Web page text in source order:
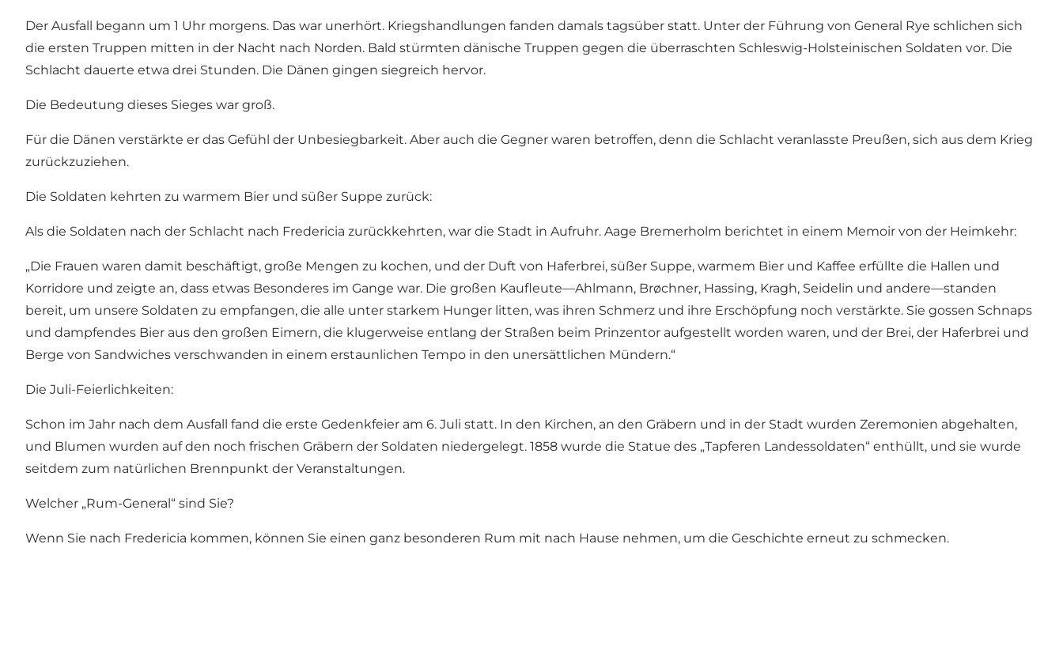
Der Ausfall begann um 1 Uhr morgens. Das war unerhört. Kriegshandlungen fanden damals tagsüber statt. Unter der Führung von General Rye schlichen sich
die ersten Truppen mitten in der Nacht nach Norden. Bald stürmten dänische Truppen gegen die überraschten Schleswig-Holsteinischen Soldaten vor. Die
Schlacht dauerte etwa drei Stunden. Die Dänen gingen siegreich hervor.
Die Bedeutung dieses Sieges war groß.
Für die Dänen verstärkte er das Gefühl der Unbesiegbarkeit. Aber auch die Gegner waren betroffen, denn die Schlacht veranlasste Preußen, sich aus dem Krieg
zurückzuziehen.
Die Soldaten kehrten zu warmem Bier und süßer Suppe zurück:
Als die Soldaten nach der Schlacht nach Fredericia zurückkehrten, war die Stadt in Aufruhr. Aage Bremerholm berichtet in einem Memoir von der Heimkehr:
„Die Frauen waren damit beschäftigt, große Mengen zu kochen, und der Duft von Haferbrei, süßer Suppe, warmem Bier und Kaffee erfüllte die Hallen und
Korridore und zeigte an, dass etwas Besonderes im Gange war. Die großen Kaufleute—Ahlmann, Brøchner, Hassing, Kragh, Seidelin und andere—standen
bereit, um unsere Soldaten zu empfangen, die alle unter starkem Hunger litten, was ihren Schmerz und ihre Erschöpfung noch verstärkte. Sie gossen Schnaps
und dampfendes Bier aus den großen Eimern, die klugerweise entlang der Straßen beim Prinzentor aufgestellt worden waren, und der Brei, der Haferbrei und
Berge von Sandwiches verschwanden in einem erstaunlichen Tempo in den unersättlichen Mündern.“
Die Juli-Feierlichkeiten:
Schon im Jahr nach dem Ausfall fand die erste Gedenkfeier am 6. Juli statt. In den Kirchen, an den Gräbern und in der Stadt wurden Zeremonien abgehalten,
und Blumen wurden auf den noch frischen Gräbern der Soldaten niedergelegt. 1858 wurde die Statue des „Tapferen Landessoldaten“ enthüllt, und sie wurde
seitdem zum natürlichen Brennpunkt der Veranstaltungen.
Welcher „Rum-General“ sind Sie?
Wenn Sie nach Fredericia kommen, können Sie einen ganz besonderen Rum mit nach Hause nehmen, um die Geschichte erneut zu schmecken.